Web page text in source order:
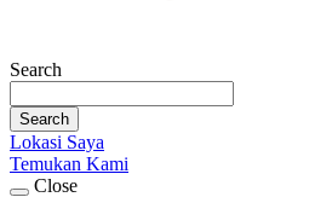
Search
Search
Lokasi Saya
Temukan Kami
Close